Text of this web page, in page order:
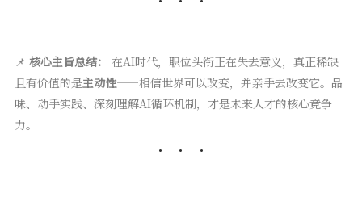
📌 核心主旨总结：
在AI时代，职位头衔正在失去意义，真正稀缺
且有价值的是主动性——相信世界可以改变，并亲手去改变它。品
味、动手实践、深刻理解AI循环机制，才是未来人才的核心竞争
力。